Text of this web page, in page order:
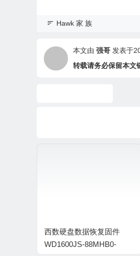
Hawk 家 族
本文由 强哥 发表于
转载请务必保留本文
西数硬盘数据恢复固件
WD1600JS-88MHB0-